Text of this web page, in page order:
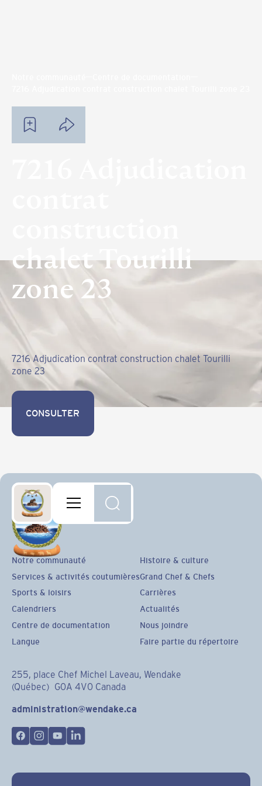
chalet Tourilli
zone 23
7216 Adjudication contrat construction chalet Tourilli
zone 23
CONSULTER
CONSULTER
255, place Chef Michel Laveau, Wendake
(Québec) G0A 4V0 Canada
administration@wendake.ca
Notre communauté
Services & activités coutumières
Sports & loisirs
Calendriers
Centre de documentation
Langue
Histoire & culture
Grand Chef & Chefs
Carrières
Actualités
Nous joindre
Faire partie du répertoire